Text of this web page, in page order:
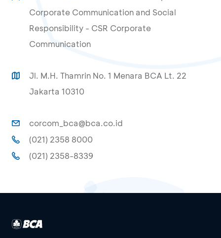
Corporate Communication and Social
Responsibility - CSR Corporate
Communication
Jl. M.H. Thamrin No. 1 Menara BCA Lt. 22
Jakarta 10310
corcom_bca@bca.co.id
(021) 2358 8000
(021) 2358-8339